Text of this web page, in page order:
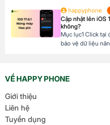
26 ra mắt. Đây là
hành mới nhất
tiến đáng chú ý,
happyphone
Cập nhật lên iOS
không?
Mục lục1 Click tại
bảo vệ dữ liệu
VỀ HAPPY PHONE
Giới thiệu
Liên hệ
Tuyển dụng